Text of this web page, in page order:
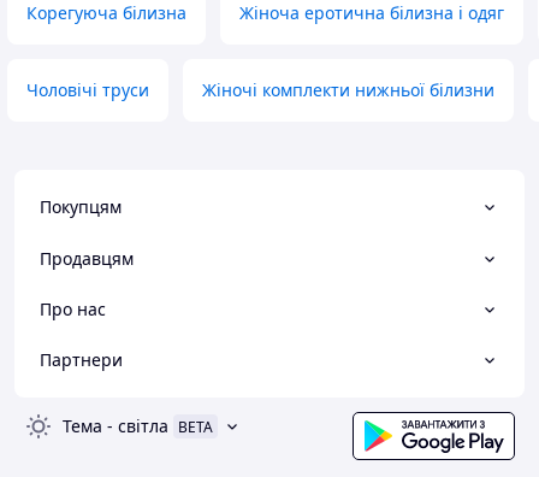
Корегуюча білизна Жіноча еротична білизна і одяг
Чоловічі труси Жіночі комплекти нижньої білизни
Покупцям
Продавцям
Про нас
Партнери
Тема - світла BETA